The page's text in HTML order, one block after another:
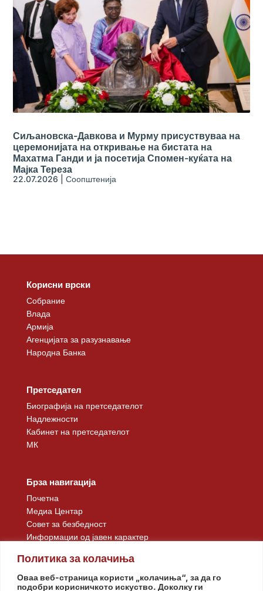
Политика за колачиња
Оваа веб-страница користи „колачиња“, за да го
подобри корисничкото искуство. Доколку ги
Сиљановска-Давкова и Мурму присуствуваа на
церемонијата на откривање на бистата на
Махатма Ганди и ја посетија Спомен-куќата на
Мајка Тереза
22.07.2026 |Соопштенија
Корисни врски
Собрание
Влада
Армија
Агенцијата за разузнавање
Народна Банка
Претседател
Биографија на претседателот
Надлежности
Кабинет на претседателот
МК
Брза навигација
Почетна
Медиа Центар
Совет за безбедност
Информации од јавен карактер